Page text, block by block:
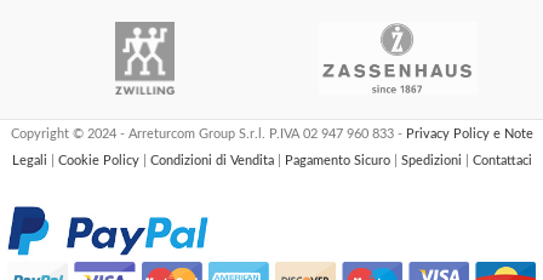
Copyright © 2024 - Arreturcom Group S.r.l. P.IVA 02 947 960 833 - Privacy Policy e Note
Legali
Cookie Policy Condizioni di Vendita Pagamento Sicuro Spedizioni Contattaci